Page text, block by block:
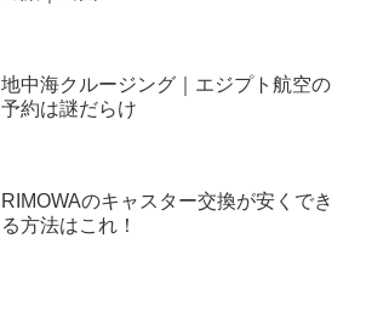
地中海クルージング｜エジプト航空の
予約は謎だらけ
RIMOWAのキャスター交換が安くでき
る方法はこれ！